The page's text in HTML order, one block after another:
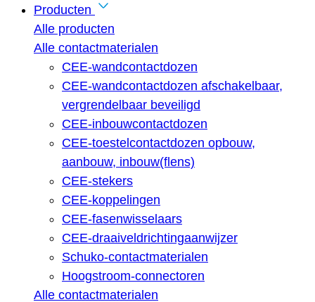
Producten
Alle producten
Alle contactmaterialen
CEE-wandcontactdozen
CEE-wandcontactdozen afschakelbaar,
vergrendelbaar beveiligd
CEE-inbouwcontactdozen
CEE-toestelcontactdozen opbouw,
aanbouw, inbouw(flens)
CEE-stekers
CEE-koppelingen
CEE-fasenwisselaars
CEE-draaiveldrichtingaanwijzer
Schuko-contactmaterialen
Hoogstroom-connectoren
Alle contactmaterialen